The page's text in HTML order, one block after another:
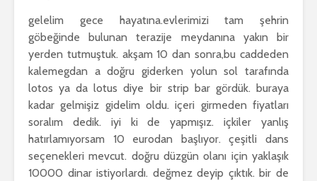
gelelim gece hayatına.evlerimizi tam şehrin
göbeğinde bulunan terazije meydanına yakın bir
yerden tutmuştuk. akşam 10 dan sonra,bu caddeden
kalemegdan a doğru giderken yolun sol tarafında
lotos ya da lotus diye bir strip bar gördük. buraya
kadar gelmişiz gidelim oldu. içeri girmeden fiyatları
soralım dedik. iyi ki de yapmışız. içkiler yanlış
hatırlamıyorsam 10 eurodan başlıyor. çeşitli dans
seçenekleri mevcut. doğru düzgün olanı için yaklaşık
10000 dinar istiyorlardı. değmez deyip çıktık. bir de